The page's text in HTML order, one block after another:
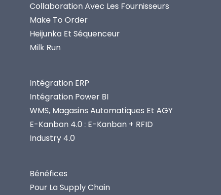
Collaboration Avec Les Fournisseurs
Make To Order
Heijunka Et Séquenceur
Milk Run
Intégration ERP
Intégration Power BI
WMS, Magasins Automatiques Et AGY
E-Kanban 4.0 : E-Kanban + RFID
Industry 4.0
Bénéfices
Pour La Supply Chain